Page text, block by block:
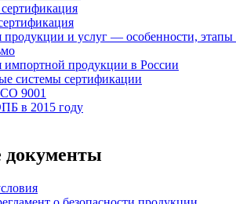
и услуг — особенности, этапы
импортной продукции в России
системы сертификации
9001
в 2015 году
документы